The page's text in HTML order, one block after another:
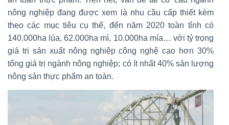
nông nghiệp đang được xem là nhu cầu cấp thiết kèm
theo các mục tiêu cụ thể, đến năm 2020 toàn tỉnh có
140.000ha lúa, 62.000ha mì, 10.000ha mía… với tỷ trọng
giá trị sản xuất nông nghiệp công nghệ cao hơn 30%
tổng giá trị ngành nông nghiệp; có ít nhất 40% sản lượng
nông sản thực phẩm an toàn.